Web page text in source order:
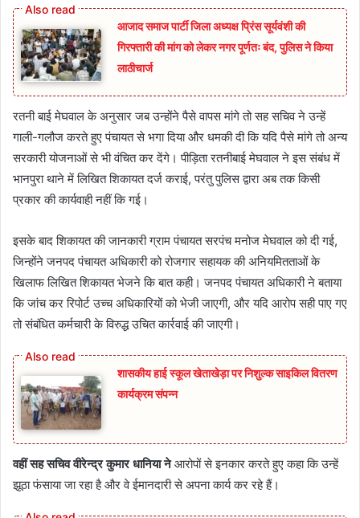
आजाद समाज पार्टी जिला अध्यक्ष प्रिंस सूर्यवंशी की
गिरफ्तारी की मांग को लेकर नगर पूर्णतः बंद, पुलिस ने किया
लाठीचार्ज
रतनी बाई मेघवाल के अनुसार जब उन्होंने पैसे वापस मांगे तो सह सचिव ने उन्हें
गाली-गलौज करते हुए पंचायत से भगा दिया और धमकी दी कि यदि पैसे मांगे तो अन्य
सरकारी योजनाओं से भी वंचित कर देंगे। पीड़िता रतनीबाई मेघवाल ने इस संबंध में
भानपुरा थाने में लिखित शिकायत दर्ज कराई, परंतु पुलिस द्वारा अब तक किसी
प्रकार की कार्यवाही नहीं कि गई।
इसके बाद शिकायत की जानकारी ग्राम पंचायत सरपंच मनोज मेघवाल को दी गई,
जिन्होंने जनपद पंचायत अधिकारी को रोजगार सहायक की अनियमितताओं के
खिलाफ लिखित शिकायत भेजने कि बात कही। जनपद पंचायत अधिकारी ने बताया
कि जांच कर रिपोर्ट उच्च अधिकारियों को भेजी जाएगी, और यदि आरोप सही पाए गए
तो संबंधित कर्मचारी के विरुद्ध उचित कार्रवाई की जाएगी।
शासकीय हाई स्कूल खेताखेड़ा पर निशुल्क साइकिल वितरण
कार्यक्रम संपन्न
वहीं सह सचिव वीरेन्द्र कुमार धानिया नेआरोपों से इनकार करते हुए कहा कि उन्हें
झूठा फंसाया जा रहा है और वे ईमानदारी से अपना कार्य कर रहे हैं।